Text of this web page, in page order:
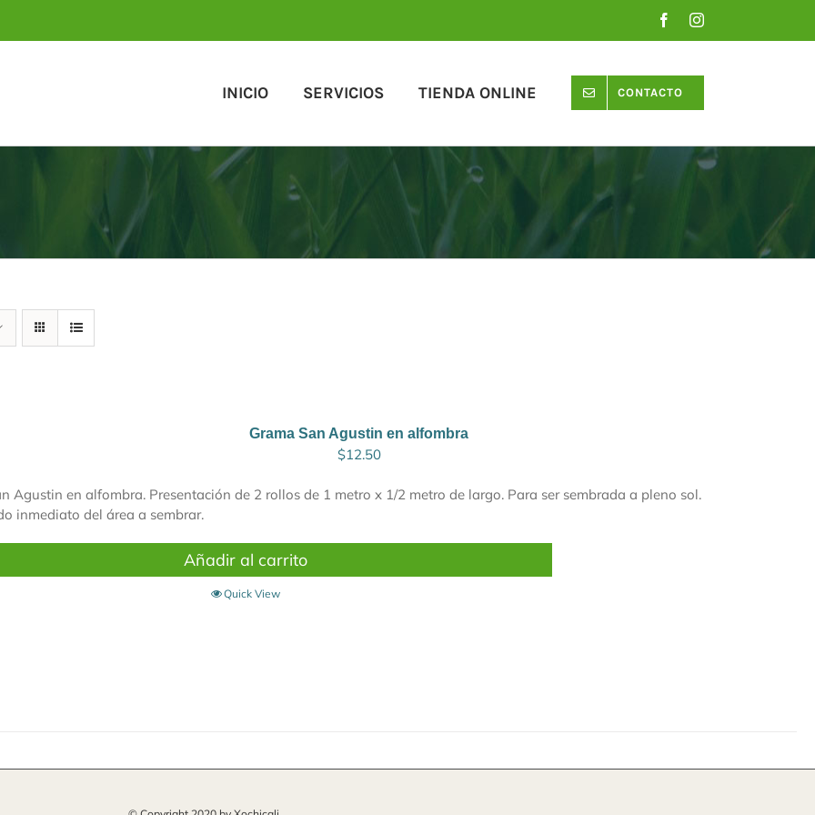
FacebookInstagram
INICIO SERVICIOS TIENDA ONLINE CONTACTO
Grama San Agustin en alfombra
$12.50
Agustin en alfombra. Presentación de 2 rollos de 1 metro x 1/2 metro de largo. Para ser sembrada a pleno sol.
inmediato del área a sembrar.
Añadir al carrito
Quick View